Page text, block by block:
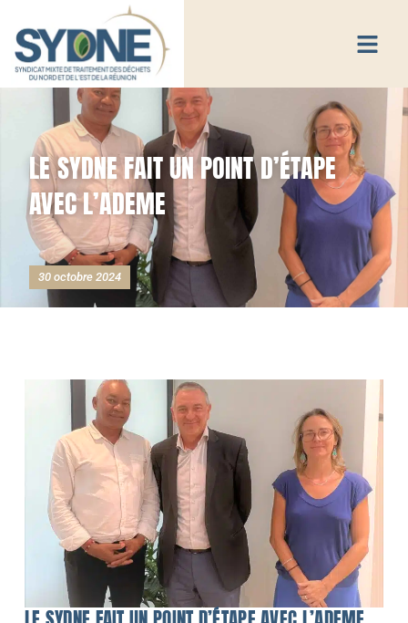
LE SYDNE FAIT UN POINT D’ÉTAPE
AVEC L’ADEME
30 octobre 2024